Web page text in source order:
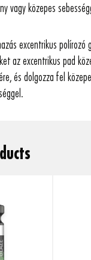
vagy közepes
excentrikus polírozó
az excentrikus pad
és dolgozza fel